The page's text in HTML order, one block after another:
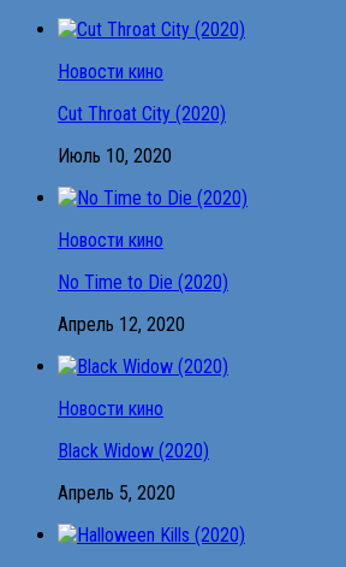
Новости кино
Cut Throat City (2020)
Июль 10, 2020
Новости кино
No Time to Die (2020)
Апрель 12, 2020
Новости кино
Black Widow (2020)
Апрель 5, 2020